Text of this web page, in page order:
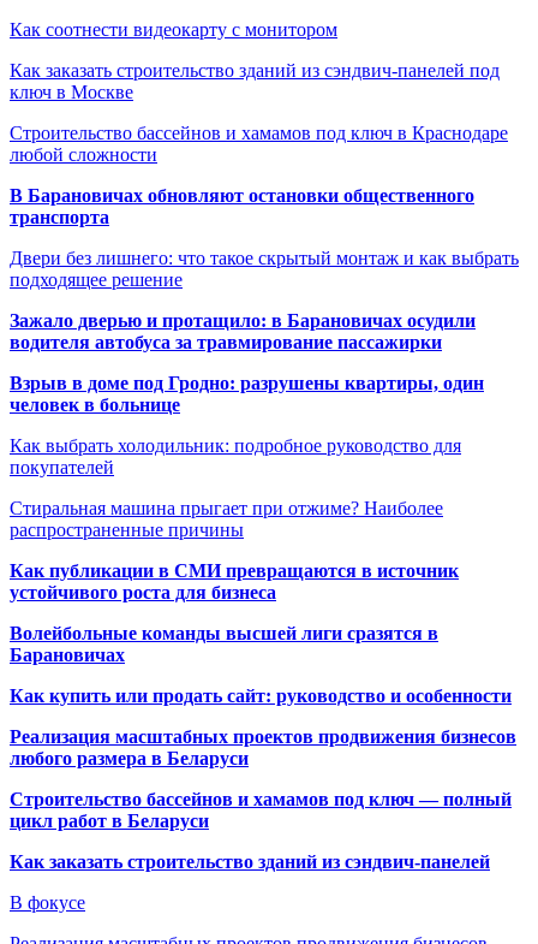
Как соотнести видеокарту с монитором
Как заказать строительство зданий из сэндвич-панелей под
ключ в Москве
Строительство бассейнов и хамамов под ключ в Краснодаре
любой сложности
В Барановичах обновляют остановки общественного
транспорта
Двери без лишнего: что такое скрытый монтаж и как выбрать
подходящее решение
Зажало дверью и протащило: в Барановичах осудили
водителя автобуса за травмирование пассажирки
Взрыв в доме под Гродно: разрушены квартиры, один
человек в больнице
Как выбрать холодильник: подробное руководство для
покупателей
Стиральная машина прыгает при отжиме? Наиболее
распространенные причины
Как публикации в СМИ превращаются в источник
устойчивого роста для бизнеса
Волейбольные команды высшей лиги сразятся в
Барановичах
Как купить или продать сайт: руководство и особенности
Реализация масштабных проектов продвижения бизнесов
любого размера в Беларуси
Строительство бассейнов и хамамов под ключ — полный
цикл работ в Беларуси
Как заказать строительство зданий из сэндвич-панелей
В фокусе